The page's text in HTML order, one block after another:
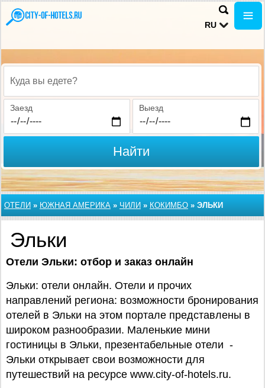
RU
Куда вы едете?
Заезд Выезд
Найти
ОТЕЛИ » ЮЖНАЯ АМЕРИКА » ЧИЛИ » КОКИМБО » ЭЛЬКИ
Эльки
Отели Эльки: отбор и заказ онлайн
Эльки: отели онлайн. Отели и прочих
направлений региона: возможности бронирования
отелей в Эльки на этом портале представлены в
широком разнообразии. Маленькие мини
гостиницы в Эльки, презентабельные отели -
Эльки открывает свои возможности для
путешествий на ресурсе www.city-of-hotels.ru.